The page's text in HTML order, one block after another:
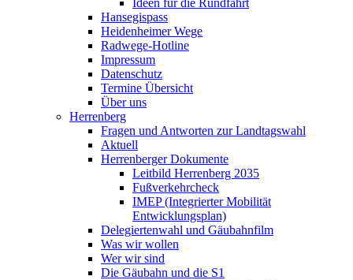
Ideen für die Rundfahrt
Hansegispass
Heidenheimer Wege
Radwege-Hotline
Impressum
Datenschutz
Termine Übersicht
Über uns
Herrenberg
Fragen und Antworten zur Landtagswahl
Aktuell
Herrenberger Dokumente
Leitbild Herrenberg 2035
Fußverkehrcheck
IMEP (Integrierter Mobilität
Entwicklungsplan)
Delegiertenwahl und Gäubahnfilm
Was wir wollen
Wer wir sind
Die Gäubahn und die S1